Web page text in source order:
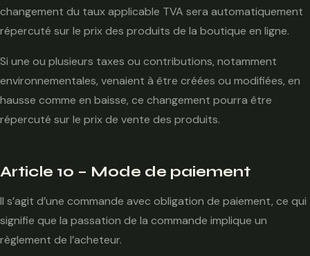
changement du taux applicable TVA sera automatiquement
répercuté sur le prix des produits de la boutique en ligne.
Si une ou plusieurs taxes ou contributions, notamment
environnementales, venaient à être créées ou modifiées, en
hausse comme en baisse, ce changement pourra être
répercuté sur le prix de vente des produits.
Article 10 – Mode de paiement
Il s’agit d’une commande avec obligation de paiement, ce qui
signifie que la passation de la commande implique un
règlement de l’acheteur.